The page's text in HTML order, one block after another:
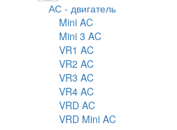
АС - двигатель
Mini AC
Mini 3 AC
VR1 AC
VR2 AC
VR3 AC
VR4 AC
VRD AC
VRD Mini AC